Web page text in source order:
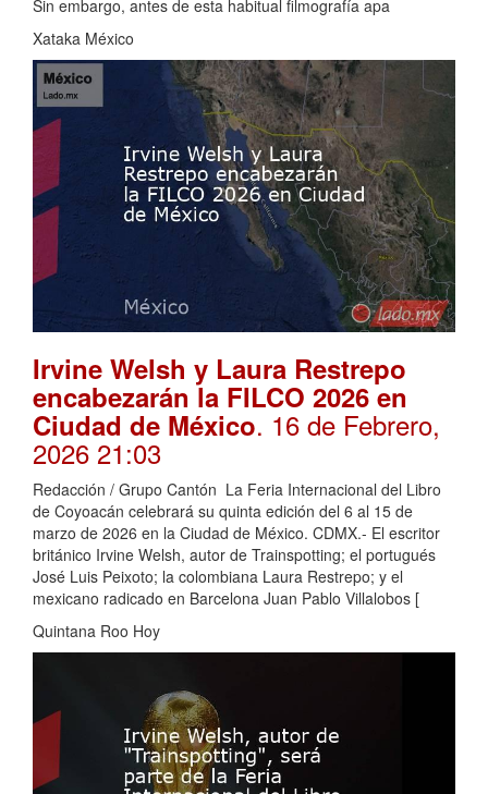
Sin embargo, antes de esta habitual filmografía apa
Xataka México
Irvine Welsh y Laura Restrepo
encabezarán la FILCO 2026 en
Ciudad de México. 16 de Febrero,
2026 21:03
Redacción / Grupo Cantón La Feria Internacional del Libro
de Coyoacán celebrará su quinta edición del 6 al 15 de
marzo de 2026 en la Ciudad de México. CDMX.- El escritor
británico Irvine Welsh, autor de Trainspotting; el portugués
José Luis Peixoto; la colombiana Laura Restrepo; y el
mexicano radicado en Barcelona Juan Pablo Villalobos [
Quintana Roo Hoy